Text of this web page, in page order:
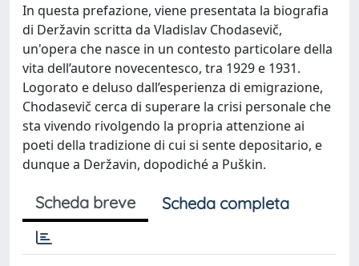
In questa prefazione, viene presentata la biografia
di Deržavin scritta da Vladislav Chodasevič,
un'opera che nasce in un contesto particolare della
vita dell’autore novecentesco, tra 1929 e 1931.
Logorato e deluso dall’esperienza di emigrazione,
Chodasevič cerca di superare la crisi personale che
sta vivendo rivolgendo la propria attenzione ai
poeti della tradizione di cui si sente depositario, e
dunque a Deržavin, dopodiché a Puškin.
Scheda breve Scheda completa